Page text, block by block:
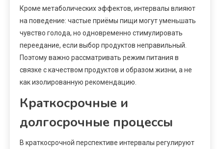
Кроме метаболических эффектов, интервалы влияют
на поведение: частые приёмы пищи могут уменьшать
чувство голода, но одновременно стимулировать
переедание, если выбор продуктов неправильный.
Поэтому важно рассматривать режим питания в
связке с качеством продуктов и образом жизни, а не
как изолированную рекомендацию.
Краткосрочные и
долгосрочные процессы
В краткосрочной перспективе интервалы регулируют